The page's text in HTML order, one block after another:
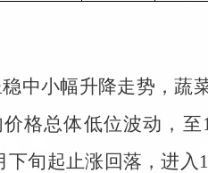
中小幅升降走势，蔬
格总体低位波动，
下旬起止涨回落，进